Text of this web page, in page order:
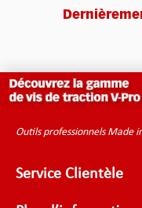
Outils professionnels Made
Service Clientèle